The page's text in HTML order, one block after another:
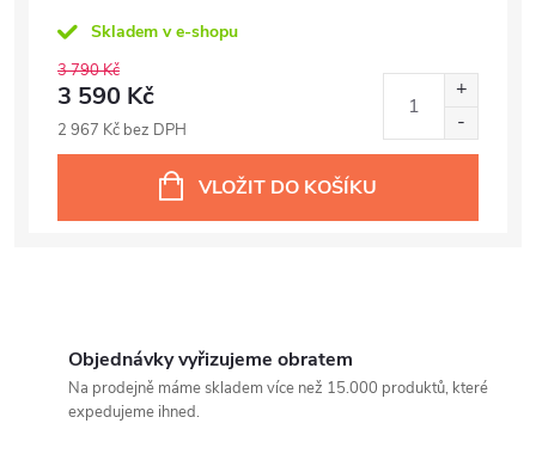
Skladem v e-shopu
3 790 Kč
3 590 Kč
2 967 Kč bez DPH
VLOŽIT DO KOŠÍKU
Objednávky vyřizujeme obratem
Na prodejně máme skladem více než 15.000 produktů, které
expedujeme ihned.